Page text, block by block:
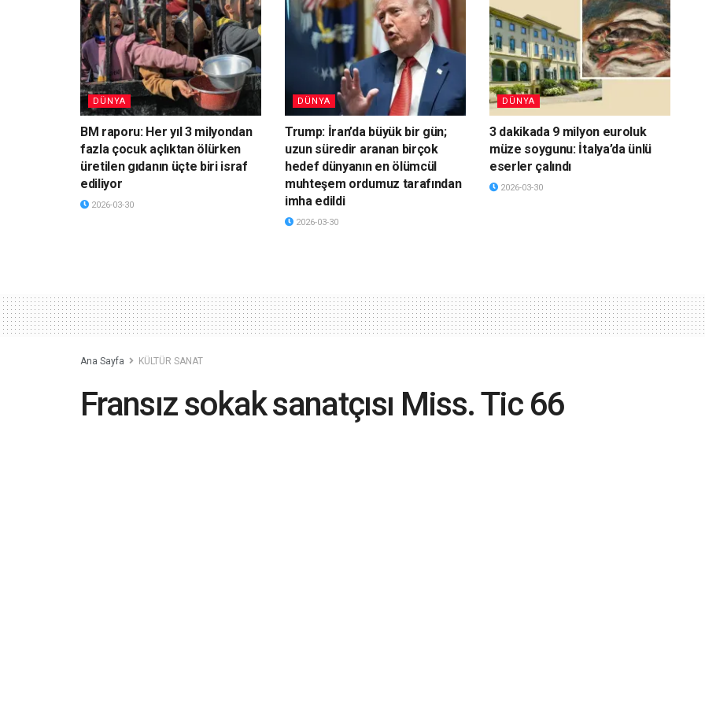
DÜNYA
BM raporu: Her yıl 3 milyondan
fazla çocuk açlıktan ölürken
üretilen gıdanın üçte biri israf
ediliyor
2026-03-30
DÜNYA
Trump: İran’da büyük bir gün;
uzun süredir aranan birçok
hedef dünyanın en ölümcül
muhteşem ordumuz tarafından
imha edildi
2026-03-30
DÜNYA
3 dakikada 9 milyon euroluk
müze soygunu: İtalya’da ünlü
eserler çalındı
2026-03-30
Ana Sayfa KÜLTÜR SANAT
Fransız sokak sanatçısı Miss. Tic 66